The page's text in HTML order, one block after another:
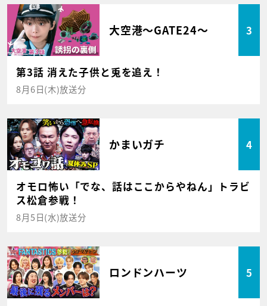
大空港～GATE24～ 3
第3話 消えた子供と兎を追え！
8月6日(木)放送分
かまいガチ 4
オモロ怖い「でな、話はここからやねん」トラビ
ス松倉参戦！
8月5日(水)放送分
ロンドンハーツ 5